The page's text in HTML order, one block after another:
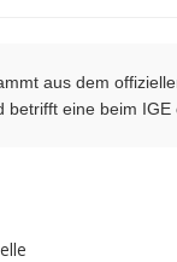
aus dem
eine beim IGE